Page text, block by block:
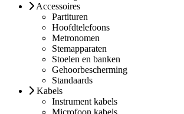
Accessoires
Partituren
Hoofdtelefoons
Metronomen
Stemapparaten
Stoelen en banken
Gehoorbescherming
Standaards
Kabels
Instrument kabels
Microfoon kabels